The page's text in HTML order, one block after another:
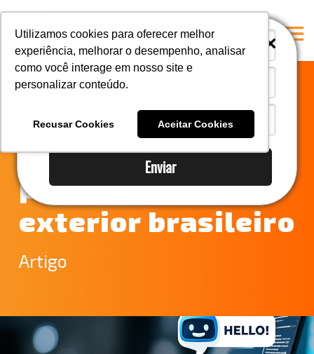
Enviar
Utilizamos cookies para oferecer melhor
experiência, melhorar o desempenho, analisar
como você interage em nosso site e
personalizar conteúdo.
Recusar Cookies Aceitar Cookies
i
i
A Mastersul
#35 (no title)
Blog
#38 (no title)
Chatbot do MDIC:
um avanço digital
para o comércio
exterior brasileiro
Artigo